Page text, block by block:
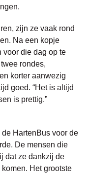
zijn ze vaak rond
Na een kopje
voor die dag op te
rondes,
korter aanwezig
goed. “Het is altijd
is prettig.”
HartenBus voor de
De mensen die
dat ze dankzij de
Het grootste